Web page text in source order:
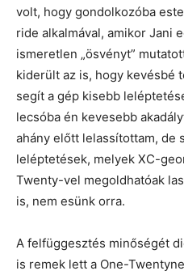
volt, hogy gondolkozóba
ride alkalmával, amikor Jani
ismeretlen „ösvényt”
kiderült az is, hogy kevésbé
segít a gép kisebb
lecsóba én kevesebb
ahány előtt lelassítottam, de
leléptetések, melyek XC-
Twenty-vel megoldhatóak
is, nem esünk orra.
A felfüggesztés minőségét
is remek lett a One-